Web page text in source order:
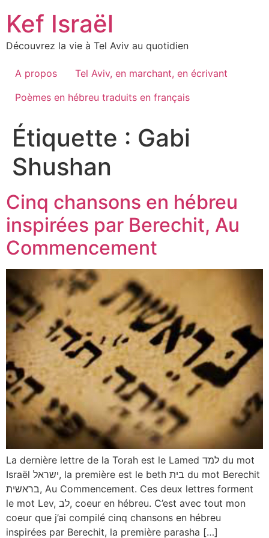
content
Kef Israël
Découvrez la vie à Tel Aviv au quotidien
A propos
Tel Aviv, en marchant, en écrivant
Poèmes en hébreu traduits en français
Étiquette : Gabi
Shushan
Cinq chansons en hébreu
inspirées par Berechit, Au
Commencement
La dernière lettre de la Torah est le Lamed למד du mot
Israël ישראל, la première est le beth בית du mot Berechit
בראשית, Au Commencement. Ces deux lettres forment
le mot Lev, לב, coeur en hébreu. C’est avec tout mon
coeur que j’ai compilé cinq chansons en hébreu
inspirées par Berechit, la première parasha […]